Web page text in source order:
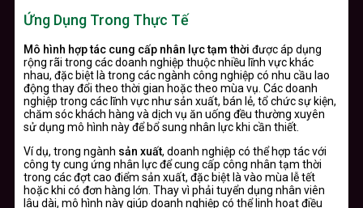
Ứng Dụng Trong Thực Tế
Mô hình hợp tác cung cấp nhân lực tạm thời được áp dụng
rộng rãi trong các doanh nghiệp thuộc nhiều lĩnh vực khác
nhau, đặc biệt là trong các ngành công nghiệp có nhu cầu lao
động thay đổi theo thời gian hoặc theo mùa vụ. Các doanh
nghiệp trong các lĩnh vực như sản xuất, bán lẻ, tổ chức sự kiện,
chăm sóc khách hàng và dịch vụ ăn uống đều thường xuyên
sử dụng mô hình này để bổ sung nhân lực khi cần thiết.
Ví dụ, trong ngành sản xuất, doanh nghiệp có thể hợp tác với
công ty cung ứng nhân lực để cung cấp công nhân tạm thời
trong các đợt cao điểm sản xuất, đặc biệt là vào mùa lễ tết
hoặc khi có đơn hàng lớn. Thay vì phải tuyển dụng nhân viên
lâu dài, mô hình này giúp doanh nghiệp có thể linh hoạt điều